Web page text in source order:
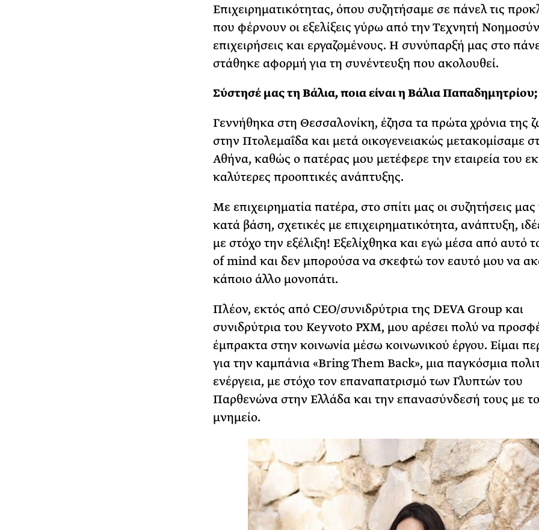
Επιχειρηματικότητας, όπου συζητήσαμε σε πάνελ τις
που φέρνουν οι εξελίξεις γύρω από την Τεχνητή
επιχειρήσεις και εργαζομένους. Η συνύπαρξή μας στο
στάθηκε αφορμή για τη συνέντευξη που ακολουθεί.
Σύστησέ μας τη Βάλια, ποια είναι η Βάλια Παπαδημητρίου;
Γεννήθηκα στη Θεσσαλονίκη, έζησα τα πρώτα χρόνια της
στην Πτολεμαΐδα και μετά οικογενειακώς μετακομίσαμε
Αθήνα, καθώς ο πατέρας μου μετέφερε την εταιρεία του
καλύτερες προοπτικές ανάπτυξης.
Με επιχειρηματία πατέρα, στο σπίτι μας οι συζητήσεις
κατά βάση, σχετικές με επιχειρηματικότητα, ανάπτυξη,
με στόχο την εξέλιξη! Εξελίχθηκα και εγώ μέσα από αυτό
of mind και δεν μπορούσα να σκεφτώ τον εαυτό μου να
κάποιο άλλο μονοπάτι.
Πλέον, εκτός από CEO/συνιδρύτρια της DEVA Group και
συνιδρύτρια του Keyvoto PXM, μου αρέσει πολύ να
έμπρακτα στην κοινωνία μέσω κοινωνικού έργου. Είμαι
για την καμπάνια «Bring Them Back», μια παγκόσμια
ενέργεια, με στόχο τον επαναπατρισμό των Γλυπτών του
Παρθενώνα στην Ελλάδα και την επανασύνδεσή τους με το
μνημείο.